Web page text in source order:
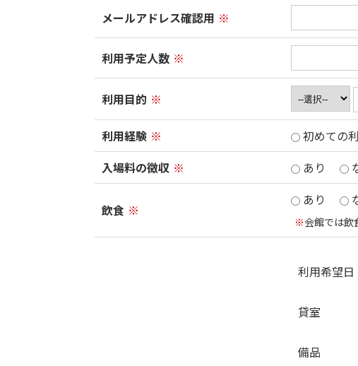
メールアドレス確認用 ※
利用予定人数 ※
利用目的 ※
利用経験 ※ 初めての
入場料の徴収 ※ あり
飲食 ※
あり
※会館では飲
利用希望日
貸室
備品